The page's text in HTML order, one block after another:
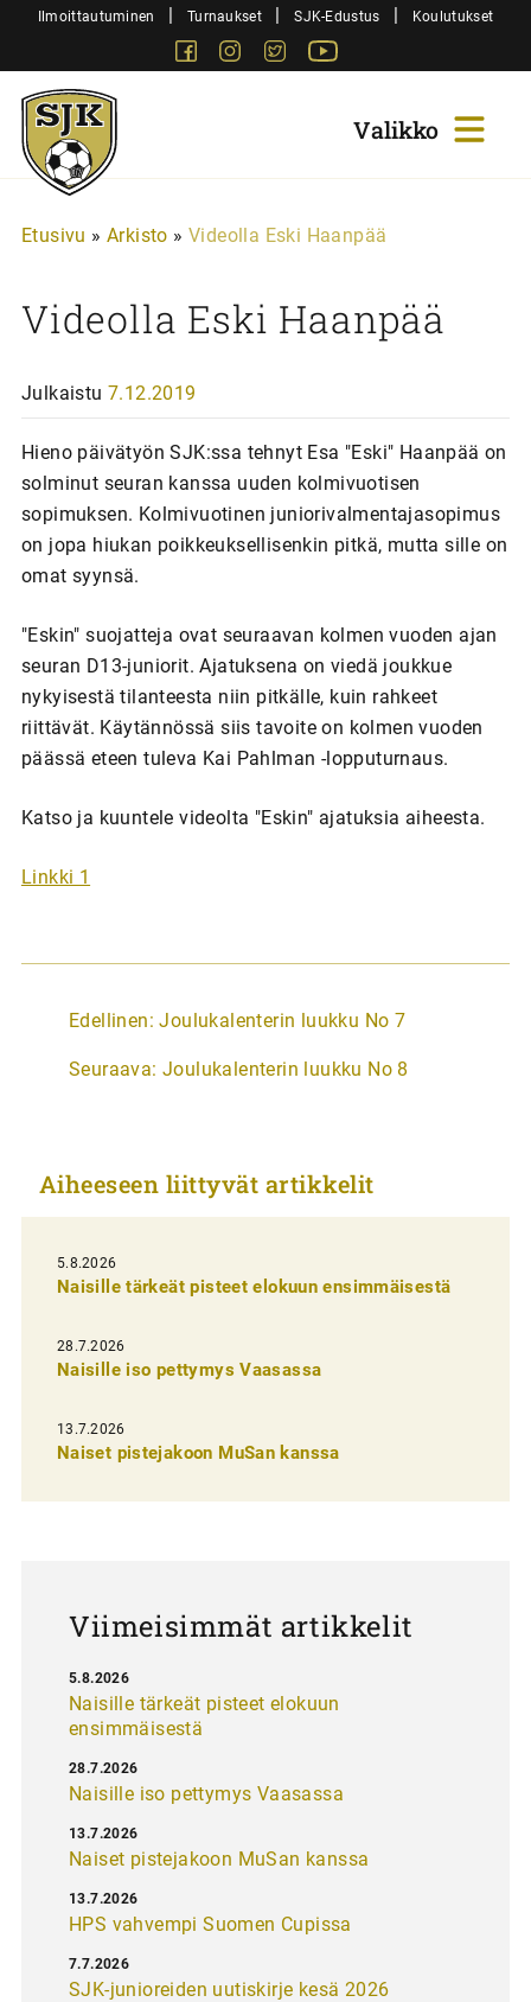
SiirryIlmoittautuminen | Turnaukset | SJK-Edustus | Koulutukset
FacebookInstagram
Twitter
Sjk-
Juniorit
Etusivu » Arkisto » Videolla Eski Haanpää
Videolla Eski Haanpää
Julkaistu 7.12.2019
Hieno päivätyön SJK:ssa tehnyt Esa "Eski" Haanpää on
solminut seuran kanssa uuden kolmivuotisen
sopimuksen. Kolmivuotinen juniorivalmentajasopimus
on jopa hiukan poikkeuksellisenkin pitkä, mutta sille on
omat syynsä.
"Eskin" suojatteja ovat seuraavan kolmen vuoden ajan
seuran D13-juniorit. Ajatuksena on viedä joukkue
nykyisestä tilanteesta niin pitkälle, kuin rahkeet
riittävät. Käytännössä siis tavoite on kolmen vuoden
päässä eteen tuleva Kai Pahlman -lopputurnaus.
Katso ja kuuntele videolta "Eskin" ajatuksia aiheesta.
Linkki 1
A
t
k
e
l
i
e
n
e
Edellinen: Joulukalenterin luukku No 7
Seuraava: Joulukalenterin luukku No 8
Aiheeseen liittyvät artikkelit
5.8.2026
Naisille tärkeät pisteet elokuun ensimmäisestä
28.7.2026
Naisille iso pettymys Vaasassa
13.7.2026
Naiset pistejakoon MuSan kanssa
Viimeisimmät artikkelit
Naisille tärkeät pisteet elokuun
ensimmäisestä
5.8.2026
Naisille iso pettymys Vaasassa
28.7.2026
Naiset pistejakoon MuSan kanssa
13.7.2026
HPS vahvempi Suomen Cupissa
13.7.2026
SJK-junioreiden uutiskirje kesä 2026
7.7.2026